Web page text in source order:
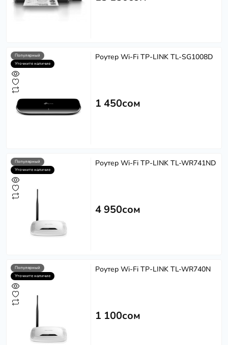
Популярный
Уточните наличие
Роутер Wi-Fi TP-LINK TL-SG1008D
1 450сом
Популярный
Уточните наличие
Роутер Wi-Fi TP-LINK TL-WR741ND
4 950сом
Популярный
Уточните наличие
Роутер Wi-Fi TP-LINK TL-WR740N
1 100сом